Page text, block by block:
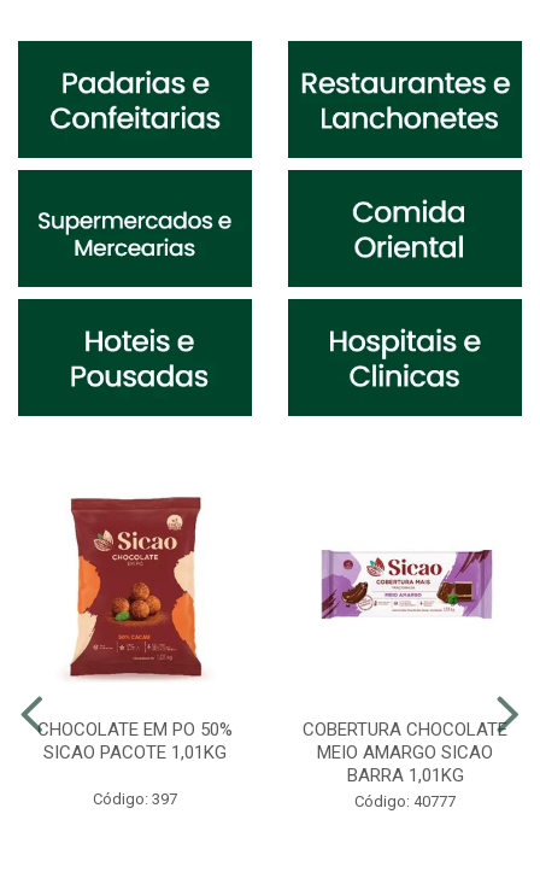
CHOCOLATE EM PO 50%
SICAO PACOTE 1,01KG
Código: 397
COBERTURA CHOCOLATE
MEIO AMARGO SICAO
BARRA 1,01KG
Código: 40777